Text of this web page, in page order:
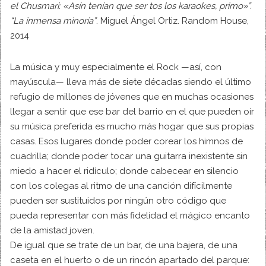
el Chusmari: «Asín tenían que ser tos los karaokes, primo»”.
“La inmensa minoría”. Miguel Ángel Ortiz. Random House,
2014
La música y muy especialmente el Rock —así, con
mayúscula— lleva más de siete décadas siendo el último
refugio de millones de jóvenes que en muchas ocasiones
llegar a sentir que ese bar del barrio en el que pueden oír
su música preferida es mucho más hogar que sus propias
casas. Esos lugares donde poder corear los himnos de
cuadrilla; donde poder tocar una guitarra inexistente sin
miedo a hacer el ridículo; donde cabecear en silencio
con los colegas al ritmo de una canción difícilmente
pueden ser sustituidos por ningún otro código que
pueda representar con más fidelidad el mágico encanto
de la amistad joven.
De igual que se trate de un bar, de una bajera, de una
caseta en el huerto o de un rincón apartado del parque: